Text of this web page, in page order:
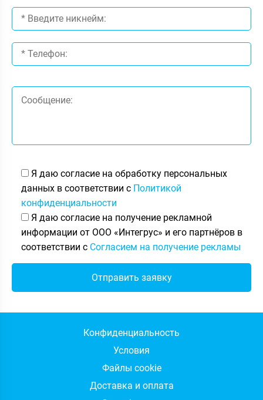
Я даю согласие на обработку персональных
данных в соответствии с Политикой
конфиденциальности
Я даю согласие на получение рекламной
информации от ООО «Интегрус» и его партнёров в
соответствии с Согласием на получение рекламы
Конфиденциальность
Условия
Файлы cookie
Доставка и оплата